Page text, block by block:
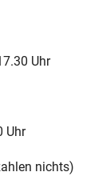
Uhr
Uhr
nichts)